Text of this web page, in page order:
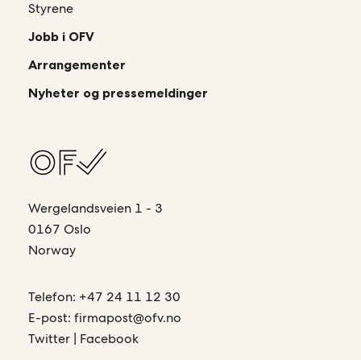
Styrene
Jobb i OFV
Arrangementer
Nyheter og pressemeldinger
Wergelandsveien 1 - 3
0167 Oslo
Norway
Telefon: +47 24 11 12 30
E-post:firmapost@ofv.no
Twitter | Facebook